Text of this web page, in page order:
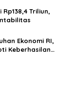
Rp138,4 Triliun,
Ekonomi RI,
Keberhasilan